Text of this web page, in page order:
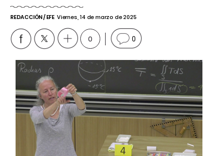
REDACCIÓN / EFE Viernes, 14 de marzo de 2025
0 0